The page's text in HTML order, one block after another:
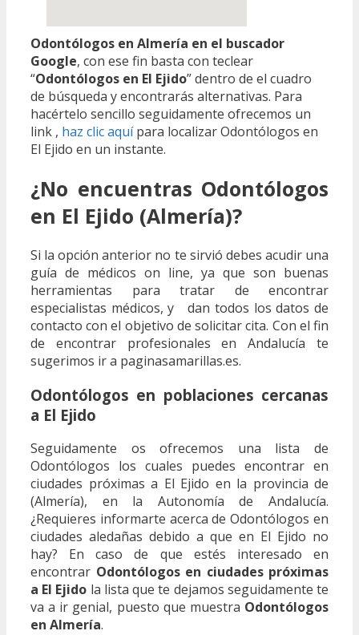
Odontólogos en Almería en el buscador
Google, con ese fin basta con teclear
“Odontólogos en El Ejido” dentro de el cuadro
de búsqueda y encontrarás alternativas. Para
hacértelo sencillo seguidamente ofrecemos un
link , haz clic aquípara localizar Odontólogos en
El Ejido en un instante.
¿No encuentras Odontólogos
en El Ejido (Almería)?
Si la opción anterior no te sirvió debes acudir una
guía de médicos on line, ya que son buenas
herramientas para tratar de encontrar
especialistas médicos, y dan todos los datos de
contacto con el objetivo de solicitar cita. Con el fin
de encontrar profesionales en Andalucía te
sugerimos ir a paginasamarillas.es.
Odontólogos en poblaciones cercanas
a El Ejido
Seguidamente os ofrecemos una lista de
Odontólogos los cuales puedes encontrar en
ciudades próximas a El Ejido en la provincia de
(Almería), en la Autonomía de Andalucía.
¿Requieres informarte acerca de Odontólogos en
ciudades aledañas debido a que en El Ejido no
hay? En caso de que estés interesado en
encontrar Odontólogos en ciudades próximas
a El Ejido la lista que te dejamos seguidamente te
va a ir genial, puesto que muestra Odontólogos
en Almería.